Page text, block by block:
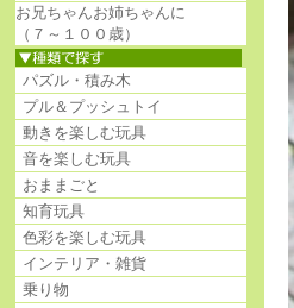
お兄ちゃんお姉ちゃんに
（７～１００歳）
パズル・積み木
プル＆プッシュトイ
動きを楽しむ玩具
音を楽しむ玩具
おままごと
知育玩具
色彩を楽しむ玩具
インテリア・雑貨
乗り物